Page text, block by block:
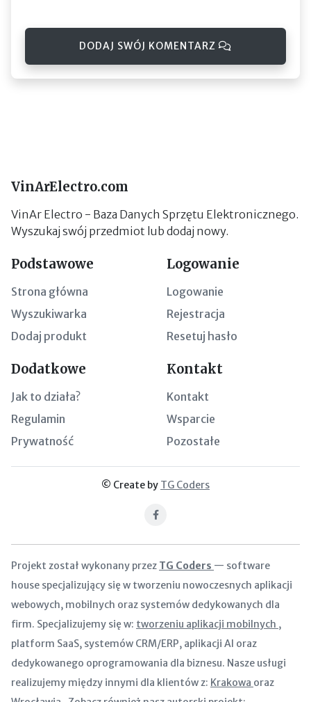
DODAJ SWÓJ KOMENTARZ
VinArElectro.com
VinAr Electro - Baza Danych Sprzętu Elektronicznego.
Wyszukaj swój przedmiot lub dodaj nowy.
Podstawowe
Strona główna
Wyszukiwarka
Dodaj produkt
Logowanie
Logowanie
Rejestracja
Resetuj hasło
Dodatkowe
Jak to działa?
Regulamin
Prywatność
Kontakt
Kontakt
Wsparcie
Pozostałe
© Create by TG Coders
Facebook
Projekt został wykonany przez TG Coders — software
house specjalizujący się w tworzeniu nowoczesnych aplikacji
webowych, mobilnych oraz systemów dedykowanych dla
firm. Specjalizujemy się w: tworzeniu aplikacji mobilnych ,
platform SaaS, systemów CRM/ERP, aplikacji AI oraz
dedykowanego oprogramowania dla biznesu. Nasze usługi
realizujemy między innymi dla klientów z: Krakowa oraz